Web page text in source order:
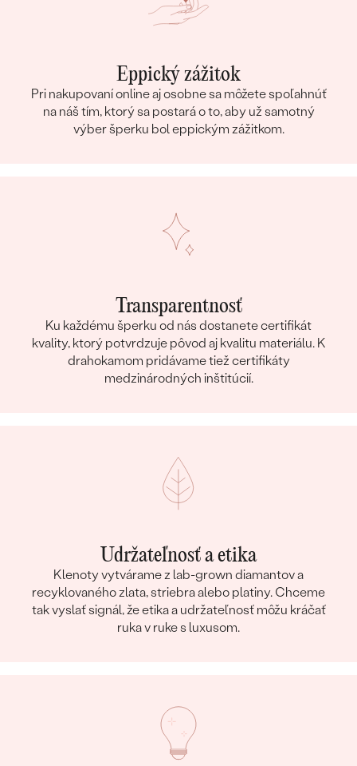
Eppický zážitok
Pri nakupovaní online aj osobne sa môžete spoľahnúť
na náš tím, ktorý sa postará o to, aby už samotný
výber šperku bol eppickým zážitkom.
Transparentnosť
Ku každému šperku od nás dostanete certifikát
kvality, ktorý potvrdzuje pôvod aj kvalitu materiálu. K
drahokamom pridávame tiež certifikáty
medzinárodných inštitúcií.
Udržateľnosť a etika
Klenoty vytvárame z lab-grown diamantov a
recyklovaného zlata, striebra alebo platiny. Chceme
tak vyslať signál, že etika a udržateľnosť môžu kráčať
ruka v ruke s luxusom.